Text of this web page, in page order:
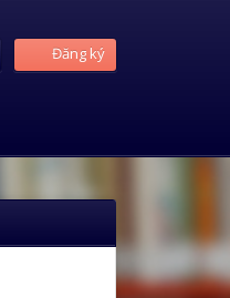
Đăng ký